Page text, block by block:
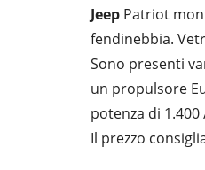
Jeep Patriot
fendinebbia.
Sono presenti
un propulsore
potenza di
Il prezzo